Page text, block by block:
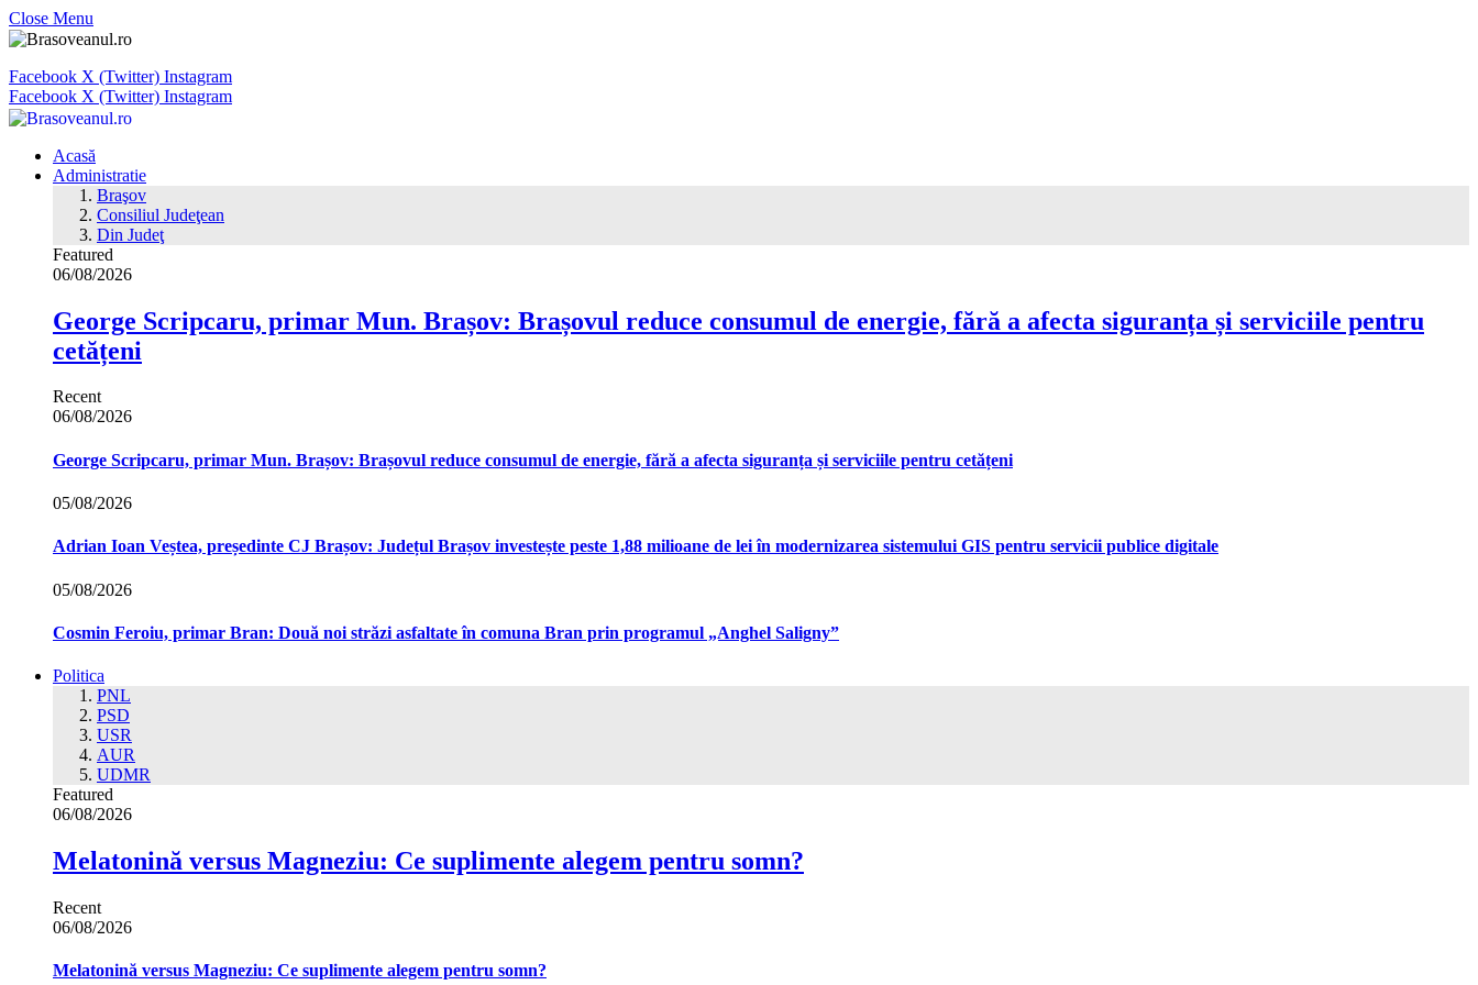
Close Menu
Facebook X (Twitter) Instagram
Facebook X (Twitter) Instagram
Acasă
Administratie
Braşov
Consiliul Judeţean
Din Judeţ
Featured
06/08/2026
George Scripcaru, primar Mun. Brașov: Brașovul reduce consumul de energie, fără a afecta siguranța și serviciile pentru
cetățeni
Recent
06/08/2026
George Scripcaru, primar Mun. Brașov: Brașovul reduce consumul de energie, fără a afecta siguranța și serviciile pentru cetățeni
05/08/2026
Adrian Ioan Veștea, președinte CJ Brașov: Județul Brașov investește peste 1,88 milioane de lei în modernizarea sistemului GIS pentru servicii publice digitale
05/08/2026
Cosmin Feroiu, primar Bran: Două noi străzi asfaltate în comuna Bran prin programul „Anghel Saligny”
Politica
PNL
PSD
USR
AUR
UDMR
Featured
06/08/2026
Melatonină versus Magneziu: Ce suplimente alegem pentru somn?
Recent
06/08/2026
Melatonină versus Magneziu: Ce suplimente alegem pentru somn?